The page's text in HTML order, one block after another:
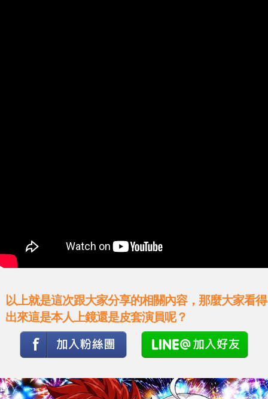
以上就是這次跟大家分享的相關內容，那麼大家看得
出來這是本人上鏡還是皮套演員呢？